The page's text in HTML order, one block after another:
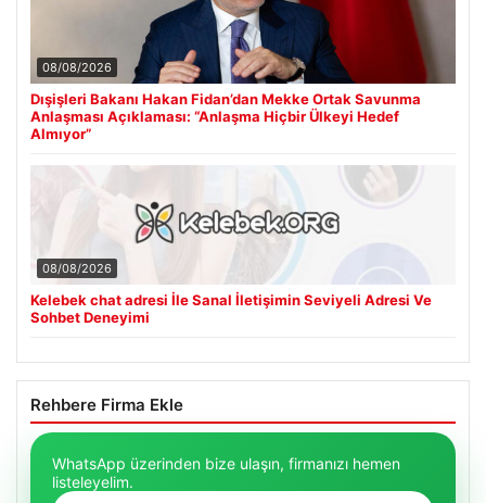
08/08/2026
Dışişleri Bakanı Hakan Fidan’dan Mekke Ortak Savunma
Anlaşması Açıklaması: “Anlaşma Hiçbir Ülkeyi Hedef
Almıyor”
08/08/2026
Kelebek chat adresi İle Sanal İletişimin Seviyeli Adresi Ve
Sohbet Deneyimi
Rehbere Firma Ekle
WhatsApp üzerinden bize ulaşın, firmanızı hemen
listeleyelim.